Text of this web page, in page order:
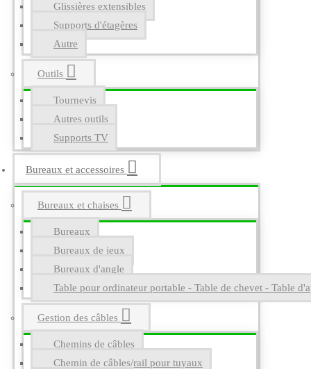
Glissières extensibles
Supports d'étagères
Autre
Outils
Tournevis
Autres outils
Supports TV
Bureaux et accessoires
Bureaux et chaises
Bureaux
Bureaux de jeux
Bureaux d'angle
Table pour ordinateur portable - Table de chevet - Table
Gestion des câbles
Chemins de câbles
Chemin de câbles/rail pour tuyaux